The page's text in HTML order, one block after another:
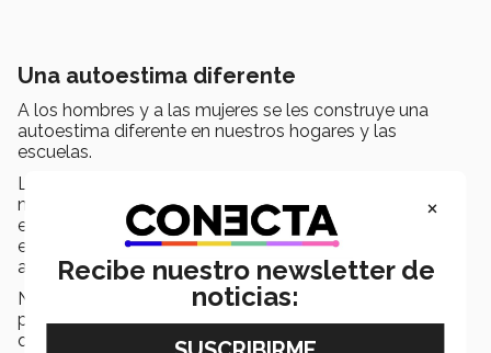
Una autoestima diferente
A los hombres y a las mujeres se les construye una
autoestima diferente en nuestros hogares y las
escuelas.
La sociedad se rige a través de tendencias acorde a los
momentos históricos que estamos viviendo, y siguen
existiendo cambios en las estructuras sociales y
económicas desde la época de nuestros abuelos a la
actualidad.
No obstante, el concepto de que la mujer sea sumisa y
pertenezca a lo privado se ha mantenido. A pesar de
que se ha desvanecido, no se ha erradicado del todo.
×
Recibe nuestro newsletter de
noticias: